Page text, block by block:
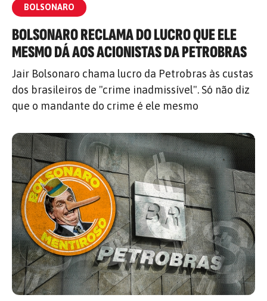
BOLSONARO
BOLSONARO RECLAMA DO LUCRO QUE ELE
MESMO DÁ AOS ACIONISTAS DA PETROBRAS
Jair Bolsonaro chama lucro da Petrobras às custas
dos brasileiros de "crime inadmissível". Só não diz
que o mandante do crime é ele mesmo